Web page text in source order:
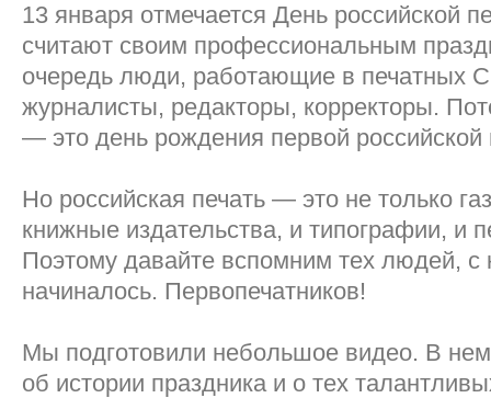
13 января отмечается День российской
считают своим профессиональным
очередь люди, работающие в
журналисты, редакторы, корректоры.
— это день рождения первой российской
Но российская печать — это не только
книжные издательства, и типографии, и
Поэтому давайте вспомним тех людей, с
начиналось. Первопечатников!
Мы подготовили небольшое видео. В нем
об истории праздника и о тех